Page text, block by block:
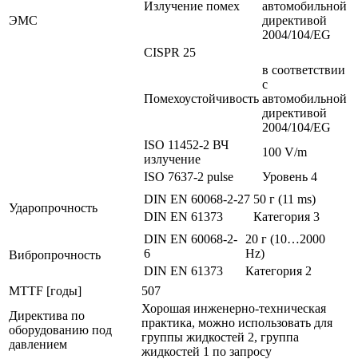
ЭMC
Излучение помех
автомобильной
директивой
2004/104/EG
CISPR 25
Помехоустойчивость
в соответствии
с
автомобильной
директивой
2004/104/EG
ISO 11452-2 ВЧ
излучение
100 V/m
ISO 7637-2 pulse
Уровень 4
Ударопрочность
DIN EN 60068-2-27 50 г (11 ms)
DIN EN 61373
Категория 3
Вибропрочность
DIN EN 60068-2-
6
20 г (10…2000
Hz)
DIN EN 61373
Категория 2
MTTF [годы]
507
Директива по
оборудованию под
давлением
Хорошая инженерно-техническая
практика, можно использовать для
группы жидкостей 2, группа
жидкостей 1 по запросу